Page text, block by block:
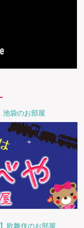
池袋のお部屋
歌舞伎のお部屋